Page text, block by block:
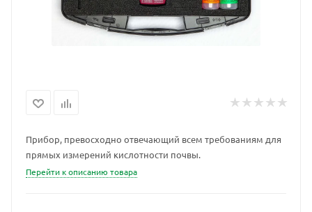
Прибор, превосходно отвечающий всем требованиям для
прямых измерений кислотности почвы.
Перейти к описанию товара